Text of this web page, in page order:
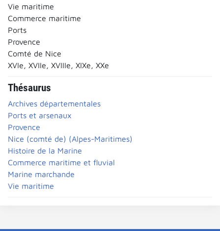
Vie maritime
Commerce maritime
Ports
Provence
Comté de Nice
XVIe, XVIIe, XVIIIe, XIXe, XXe
Thésaurus
Archives départementales
Ports et arsenaux
Provence
Nice (comté de) (Alpes-Maritimes)
Histoire de la Marine
Commerce maritime et fluvial
Marine marchande
Vie maritime